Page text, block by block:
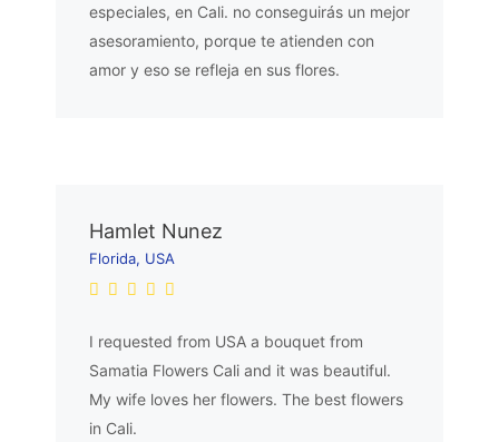
especiales, en Cali. no conseguirás un mejor
asesoramiento, porque te atienden con
amor y eso se refleja en sus flores.
Hamlet Nunez
Florida, USA
I requested from USA a bouquet from
Samatia Flowers Cali and it was beautiful.
My wife loves her flowers. The best flowers
in Cali.